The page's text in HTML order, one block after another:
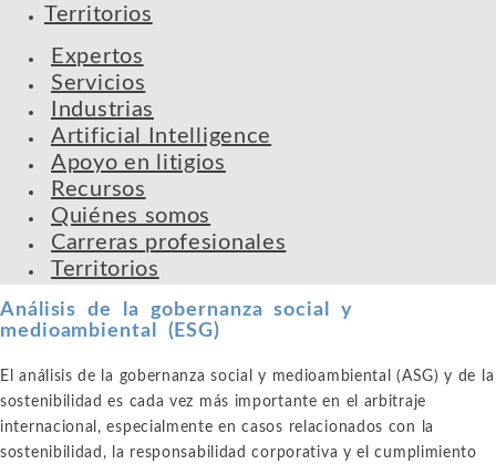
Territorios
Expertos
Servicios
Industrias
Artificial Intelligence
Apoyo en litigios
Recursos
Quiénes somos
Carreras profesionales
Territorios
Análisis de la gobernanza social y
medioambiental (ESG)
El análisis de la gobernanza social y medioambiental (ASG) y de la
sostenibilidad es cada vez más importante en el arbitraje
internacional, especialmente en casos relacionados con la
sostenibilidad, la responsabilidad corporativa y el cumplimiento